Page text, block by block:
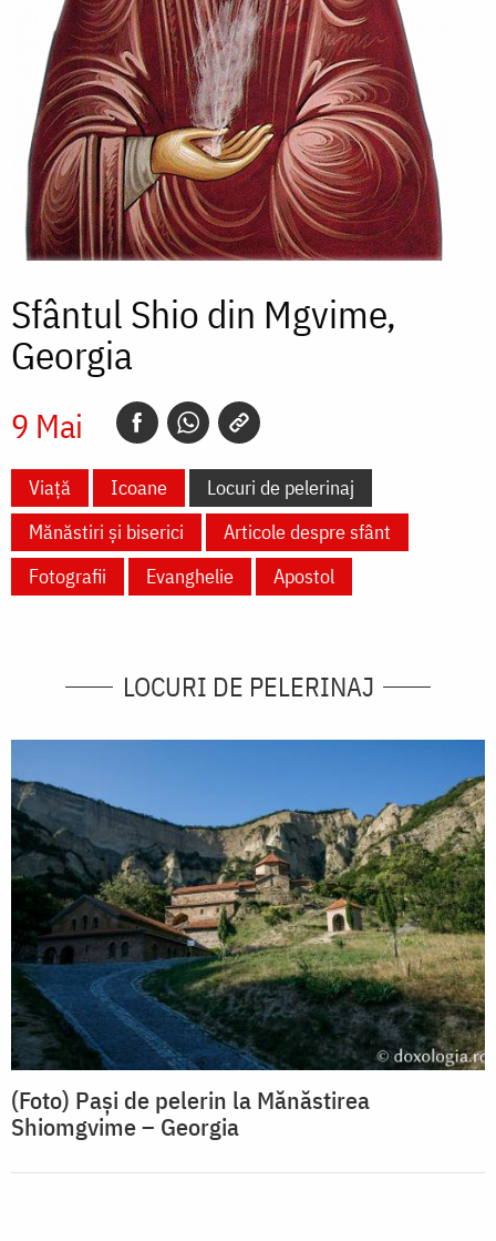
Sfântul Shio din Mgvime,
Georgia
9 Mai
Viață Icoane
Locuri de pelerinaj
Mănăstiri și biserici
Articole despre sfânt
Fotografii
Evanghelie Apostol
LOCURI DE PELERINAJ
(Foto) Pași de pelerin la Mănăstirea
Shiomgvime – Georgia